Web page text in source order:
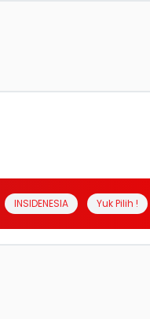
INSIDENESIA Yuk Pilih !